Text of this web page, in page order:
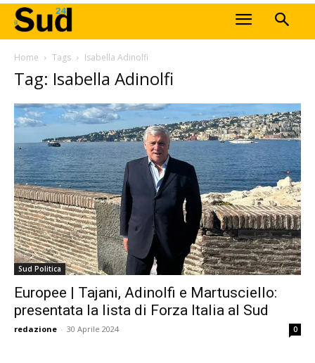
Home Tags Isabella Adinolfi
Tag: Isabella Adinolfi
Sud Politica
Europee | Tajani, Adinolfi e Martusciello:
presentata la lista di Forza Italia al Sud
redazione - 30 Aprile 2024 0